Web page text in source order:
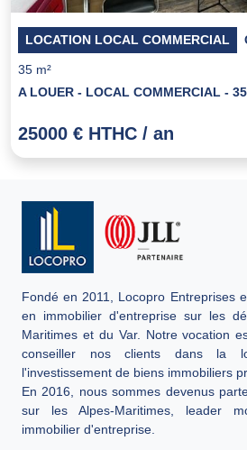
LOCATION LOCAL COMMERCIAL
35 m²
A LOUER - LOCAL COMMERCIAL -
25000 € HTHC / an
Fondé en 2011, Locopro Entreprises
en immobilier d'entreprise sur les
Maritimes et du Var. Notre vocation
conseiller nos clients dans la
l'investissement de biens immobiliers
En 2016, nous sommes devenus
sur les Alpes-Maritimes, leader
immobilier d'entreprise.